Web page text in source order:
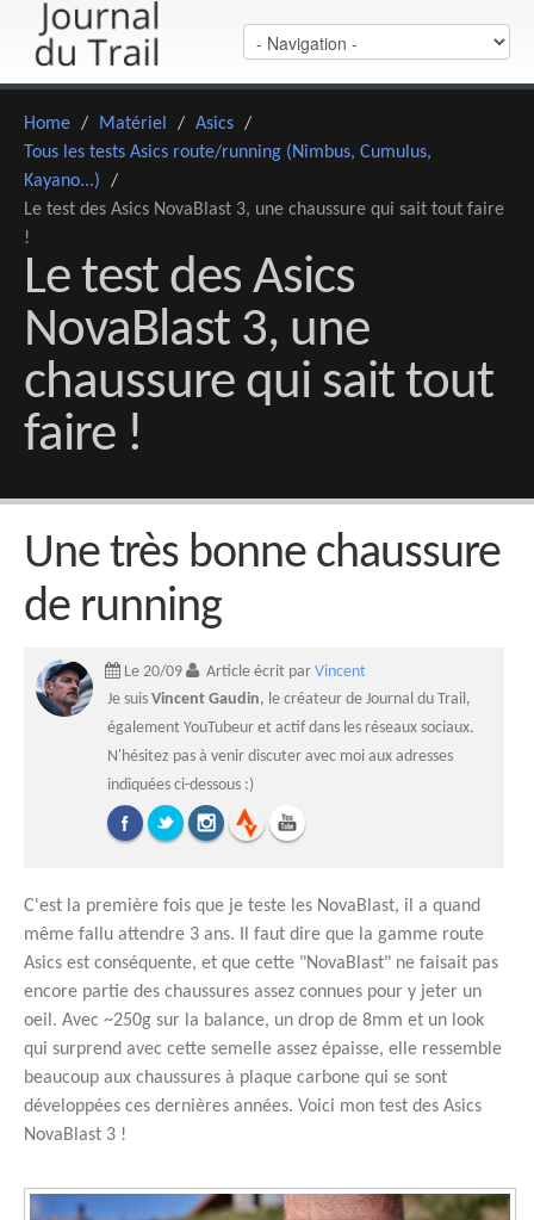
Home / Matériel / Asics /
Tous les tests Asics route/running (Nimbus, Cumulus,
Kayano...)
/
Le test des Asics NovaBlast 3, une chaussure qui sait tout faire
!
Le test des Asics
NovaBlast 3, une
chaussure qui sait tout
faire !
Une très bonne chaussure
de running
Le 20/09 Article écrit par Vincent
Je suis Vincent Gaudin, le créateur de Journal du Trail,
également YouTubeur et actif dans les réseaux sociaux.
N'hésitez pas à venir discuter avec moi aux adresses
indiquées ci-dessous :)
C'est la première fois que je teste les NovaBlast, il a quand
même fallu attendre 3 ans. Il faut dire que la gamme route
Asics est conséquente, et que cette "NovaBlast" ne faisait pas
encore partie des chaussures assez connues pour y jeter un
oeil. Avec ~250g sur la balance, un drop de 8mm et un look
qui surprend avec cette semelle assez épaisse, elle ressemble
beaucoup aux chaussures à plaque carbone qui se sont
développées ces dernières années. Voici mon test des Asics
NovaBlast 3 !